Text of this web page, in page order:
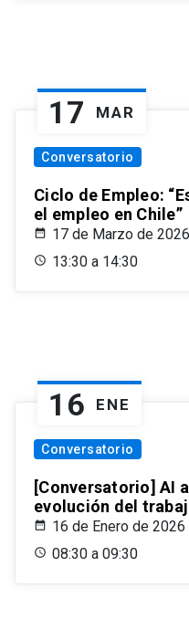
17 MAR
Conversatorio
Ciclo de Empleo:
el empleo en Chile”
17 de Marzo de 2026
13:30 a 14:30
16 ENE
Conversatorio
[Conversatorio] AI
evolución del
16 de Enero de 2026
08:30 a 09:30